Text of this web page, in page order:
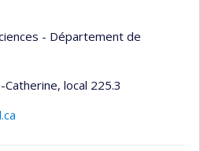
- Département de
Catherine, local 225.3